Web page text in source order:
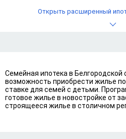
Открыть расширенный
Семейная ипотека в Белгородской
возможность приобрести жилье
ставке для семей с детьми.
готовое жилье в новостройке от
строящееся жилье в столичном